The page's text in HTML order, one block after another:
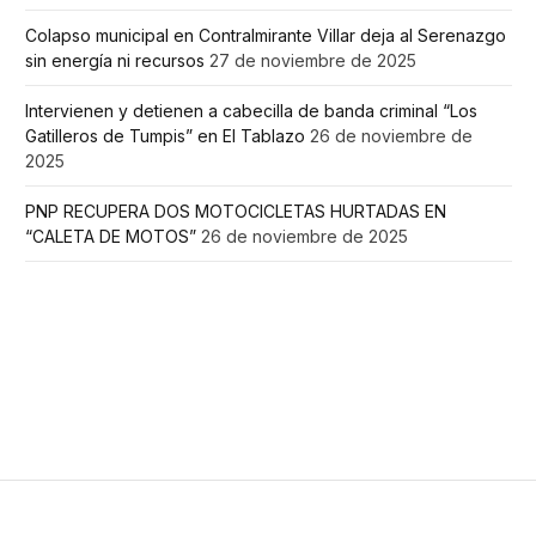
Colapso municipal en Contralmirante Villar deja al Serenazgo
sin energía ni recursos 27 de noviembre de 2025
Intervienen y detienen a cabecilla de banda criminal “Los
Gatilleros de Tumpis” en El Tablazo 26 de noviembre de
2025
PNP RECUPERA DOS MOTOCICLETAS HURTADAS EN
“CALETA DE MOTOS” 26 de noviembre de 2025